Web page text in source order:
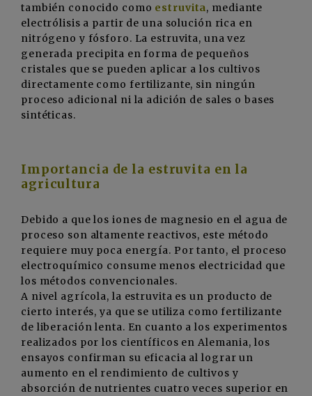
también conocido como estruvita, mediante
electrólisis a partir de una solución rica en
nitrógeno y fósforo. La estruvita, una vez
generada precipita en forma de pequeños
cristales que se pueden aplicar a los cultivos
directamente como fertilizante, sin ningún
proceso adicional ni la adición de sales o bases
sintéticas.
Importancia de la estruvita en la
agricultura
Debido a que los iones de magnesio en el agua de
proceso son altamente reactivos, este método
requiere muy poca energía. Por tanto, el proceso
electroquímico consume menos electricidad que
los métodos convencionales.
A nivel agrícola, la estruvita es un producto de
cierto interés, ya que se utiliza como fertilizante
de liberación lenta. En cuanto a los experimentos
realizados por los científicos en Alemania, los
ensayos confirman su eficacia al lograr un
aumento en el rendimiento de cultivos y
absorción de nutrientes cuatro veces superior en